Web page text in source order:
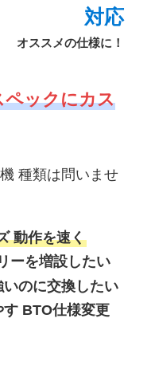
対応
オススメの仕様に！
ックにカス
種類は問いませ
動作を速く
ーを増設したい
のに交換したい
BTO仕様変更